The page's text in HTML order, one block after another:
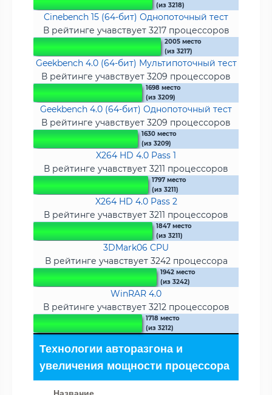
(из 3218)
Cinebench 15 (64-бит) Однопоточный тест
В рейтинге учавствует 3217 процессоров
2005 место
(из 3217)
Geekbench 4.0 (64-бит) Мультипоточный тест
В рейтинге учавствует 3209 процессоров
1698 место
(из 3209)
Geekbench 4.0 (64-бит) Однопоточный тест
В рейтинге учавствует 3209 процессоров
1630 место
(из 3209)
X264 HD 4.0 Pass 1
В рейтинге учавствует 3211 процессоров
1797 место
(из 3211)
X264 HD 4.0 Pass 2
В рейтинге учавствует 3211 процессоров
1847 место
(из 3211)
3DMark06 CPU
В рейтинге учавствует 3242 процессора
1942 место
(из 3242)
WinRAR 4.0
В рейтинге учавствует 3212 процессоров
1718 место
(из 3212)
Технологии авторазгона и
увеличения мощности процессора